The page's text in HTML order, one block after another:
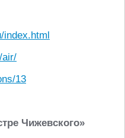
index.html
air/
13
Чижевского»